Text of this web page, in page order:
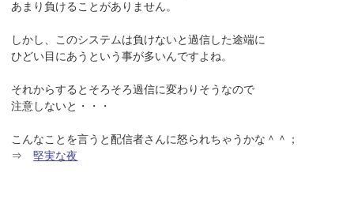
あまり負けることがありません。
しかし、このシステムは負けないと過信した途端に
ひどい目にあうという事が多いんですよね。
それからするとそろそろ過信に変わりそうなので
注意しないと・・・
こんなことを言うと配信者さんに怒られちゃうかな＾＾；
⇒堅実な夜